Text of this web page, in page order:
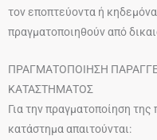
τον εποπτεύοντα ή
πραγματοποιηθούν από
ΠΡΑΓΜΑΤΟΠΟΙΗΣΗ
ΚΑΤΑΣΤΗΜΑΤΟΣ
Για την πραγματοποίηση
κατάστημα απαιτούνται: